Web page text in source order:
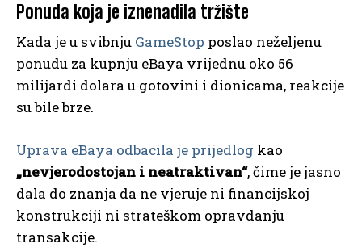
Ponuda koja je iznenadila tržište
Kada je u svibnju GameStop poslao neželjenu
ponudu za kupnju eBaya vrijednu oko 56
milijardi dolara u gotovini i dionicama, reakcije
su bile brze.
Uprava eBaya odbacila je prijedlog kao
„nevjerodostojan i neatraktivan“, čime je jasno
dala do znanja da ne vjeruje ni financijskoj
konstrukciji ni strateškom opravdanju
transakcije.